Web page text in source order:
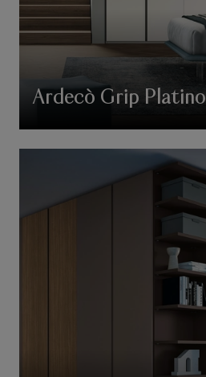
Ardecò Grip Platino